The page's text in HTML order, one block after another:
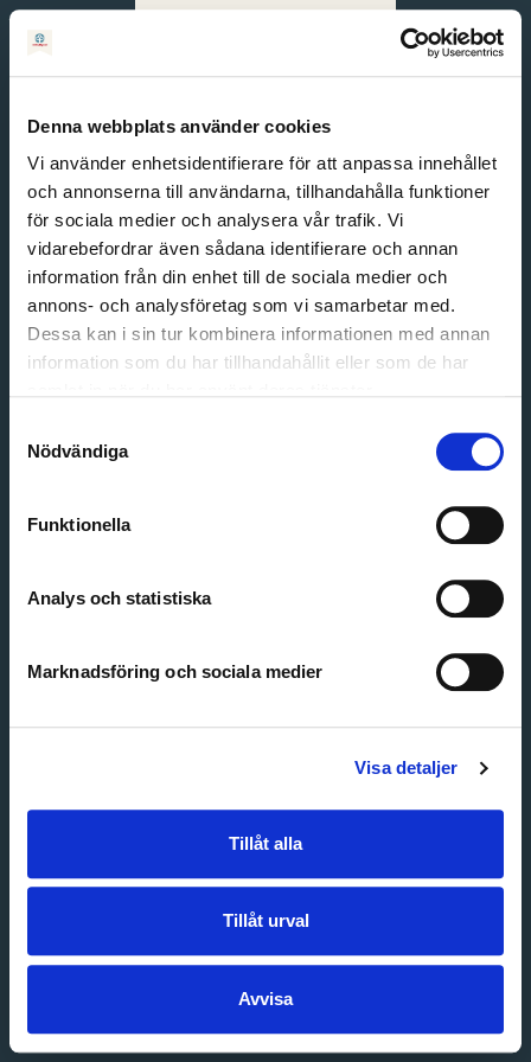
Denna webbplats använder cookies
Vi använder enhetsidentifierare för att anpassa innehållet
och annonserna till användarna, tillhandahålla funktioner
för sociala medier och analysera vår trafik. Vi
vidarebefordrar även sådana identifierare och annan
information från din enhet till de sociala medier och
annons- och analysföretag som vi samarbetar med.
Dessa kan i sin tur kombinera informationen med annan
information som du har tillhandahållit eller som de har
Nödvändiga
Funktionella
Analys och statistiska
Marknadsföring och sociala medier
Visa detaljer
Tillåt alla
Tillåt urval
Avvisa
English
Svenska
Email address
Customer service